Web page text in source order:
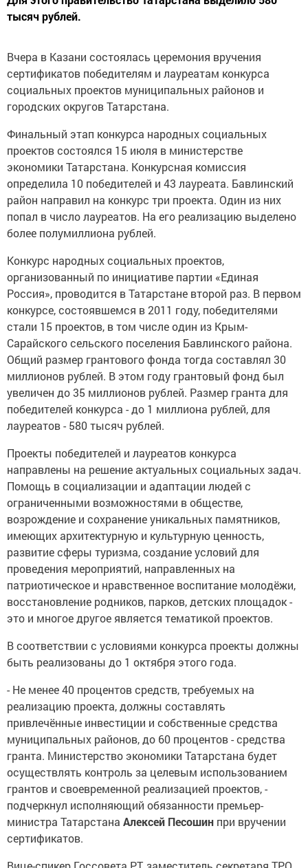
тысяч рублей.
Вчера в Казани состоялась церемония вручения
сертификатов победителям и лауреатам конкурса
социальных проектов муниципальных районов и
городских округов Татарстана.
Финальный этап конкурса народных социальных
проектов состоялся 15 июля в министерстве
экономики Татарстана. Конкурсная комиссия
определила 10 победителей и 43 лауреата. Бавлинский
район направил на конкурс три проекта. Один из них
попал в число лауреатов. На его реализацию выделено
более полумиллиона рублей.
Конкурс народных социальных проектов,
организованный по инициативе партии «Единая
Россия», проводится в Татарстане второй раз. В первом
конкурсе, состоявшемся в 2011 году, победителями
стали 15 проектов, в том числе один из Крым-
Сарайского сельского поселения Бавлинского района.
Общий размер грантового фонда тогда составлял 30
миллионов рублей. В этом году грантовый фонд был
увеличен до 35 миллионов рублей. Размер гранта для
победителей конкурса - до 1 миллиона рублей, для
лауреатов - 580 тысяч рублей.
Проекты победителей и лауреатов конкурса
направлены на решение актуальных социальных задач.
Помощь в социализации и адаптации людей с
ограниченными возможностями в обществе,
возрождение и сохранение уникальных памятников,
имеющих архитектурную и культурную ценность,
развитие сферы туризма, создание условий для
проведения мероприятий, направленных на
патриотическое и нравственное воспитание молодёжи,
восстановление родников, парков, детских площадок -
это и многое другое является тематикой проектов.
В соответствии с условиями конкурса проекты должны
быть реализованы до 1 октября этого года.
- Не менее 40 процентов средств, требуемых на
реализацию проекта, должны составлять
привлечённые инвестиции и собственные средства
муниципальных районов, до 60 процентов - средства
гранта. Министерство экономики Татарстана будет
осуществлять контроль за целевым использованием
грантов и своевременной реализацией проектов, -
подчеркнул исполняющий обязанности премьер-
министра Татарстана Алексей Песошин при вручении
сертификатов.